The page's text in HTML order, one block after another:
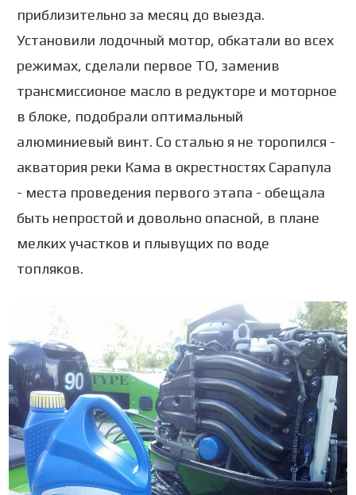
приблизительно за месяц до выезда.
Установили лодочный мотор, обкатали во всех
режимах, сделали первое ТО, заменив
трансмиссионое масло в редукторе и моторное
в блоке, подобрали оптимальный
алюминиевый винт. Со сталью я не торопился -
акватория реки Кама в окрестностях Сарапула
- места проведения первого этапа - обещала
быть непростой и довольно опасной, в плане
мелких участков и плывущих по воде
топляков.